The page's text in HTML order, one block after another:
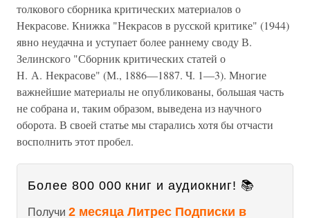
толкового сборника критических материалов о
Некрасове. Книжка "Некрасов в русской критике" (1944)
явно неудачна и уступает более раннему своду В.
Зелинского "Сборник критических статей о
Н. А. Некрасове" (М., 1886—1887. Ч. 1—3). Многие
важнейшие материалы не опубликованы, большая часть
не собрана и, таким образом, выведена из научного
оборота. В своей статье мы старались хотя бы отчасти
восполнить этот пробел.
Более 800 000 книг и аудиокниг! 📚
Получи 2 месяца Литрес Подписки в